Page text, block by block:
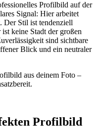
Profilbild auf der
Signal: Hier arbeitet
Der Stil ist tendenziell
keine Stadt der großen
sind sichtbare
Blick und ein neutraler
aus deinem Foto –
Profilbild